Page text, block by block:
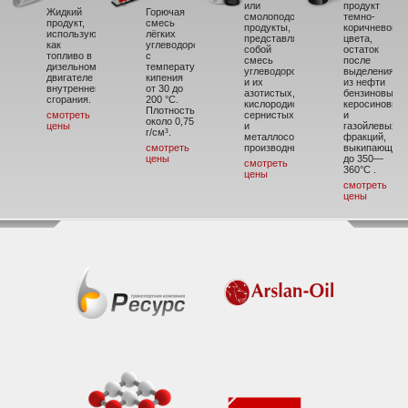
Жидкий
продукт,
использующийся
как
топливо в
дизельном
двигателе
внутреннего
сгорания.
смотреть
цены
Горючая
смесь
лёгких
углеводородов
с
температурой
кипения
от 30 до
200 °C.
Плотность
около 0,75
г/см³.
смотреть
цены
или
смолоподобные
продукты,
представляющие
собой
смесь
углеводородов
и их
азотистых,
кислородистых,
сернистых
и
металлосодержащих
производных.
смотреть
цены
продукт
темно-
коричневого
цвета,
остаток
после
выделения
из нефти
бензиновых,
керосиновых
и
газойлевых
фракций,
выкипающих
до 350—
360°С .
смотреть
цены